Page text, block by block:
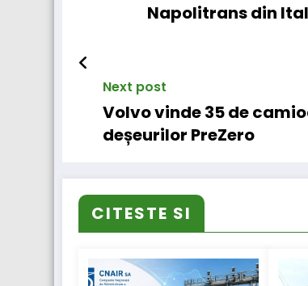
Napolitrans din
Next post
Volvo vinde 35 de
deșeurilor PreZero
CITESTE SI